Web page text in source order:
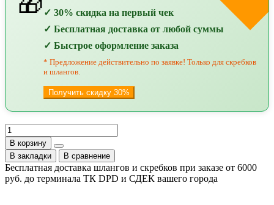
✓ 30% скидка на первый чек
✓ Бесплатная доставка от любой суммы
✓ Быстрое оформление заказа
* Предложение действительно по заявке! Только для скребков
и шлангов.
Получить скидку 30%
В корзину
В закладки
В сравнение
Бесплатная доставка шлангов и скребков при заказе от 6000
руб. до терминала ТК DPD и СДЕК вашего города